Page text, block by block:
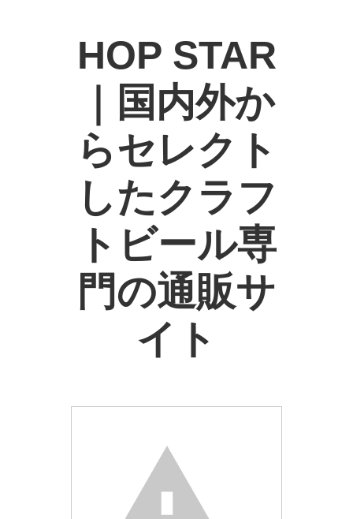
HOP STAR
｜国内外か
らセレクト
したクラフ
トビール専
門の通販サ
イト